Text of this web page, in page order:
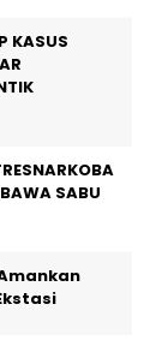
KASUS
SABU